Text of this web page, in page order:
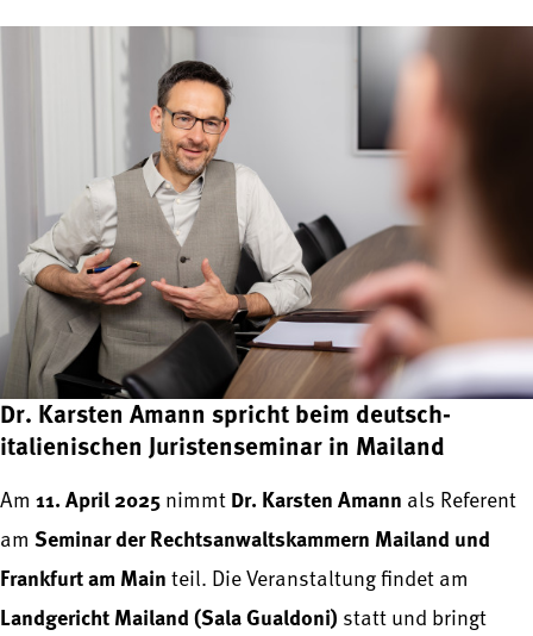
Dr. Karsten Amann spricht beim deutsch-
italienischen Juristenseminar in Mailand
Am 11. April 2025 nimmt Dr. Karsten Amann als Referent
am Seminar der Rechtsanwaltskammern Mailand und
Frankfurt am Main teil. Die Veranstaltung findet am
Landgericht Mailand (Sala Gualdoni) statt und bringt